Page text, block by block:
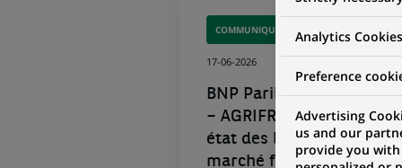
COMMUNIQUÉ DE PRESSE
17-06-2026
BNP Paribas Banque
– AGRIFRANCE dresse
état des lieux annuel du
marché foncier...
Analytics Cookies
Preference
Advertising
us and our
provide you with